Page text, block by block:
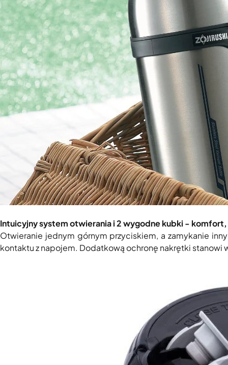
Intuicyjny system otwierania i 2 wygodne kubki -
Otwieranie jednym górnym przyciskiem, a zamykanie
kontaktu z napojem. Dodatkową ochronę nakrętki